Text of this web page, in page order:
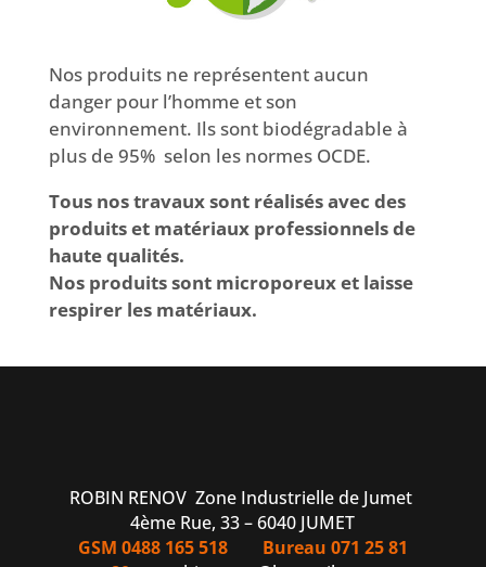
Nos produits ne représentent aucun
danger pour l’homme et son
environnement. Ils sont biodégradable à
plus de 95% selon les normes OCDE.
Tous nos travaux sont réalisés avec des
produits et matériaux professionnels de
haute qualités.
Nos produits sont microporeux et laisse
respirer les matériaux.
ROBIN RENOV Zone Industrielle de Jumet
4ème Rue, 33 – 6040 JUMET
GSM 0488 165 518 Bureau 071 25 81